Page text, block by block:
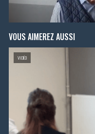
VOUS AIMEREZ AUSSI
VIDÉO